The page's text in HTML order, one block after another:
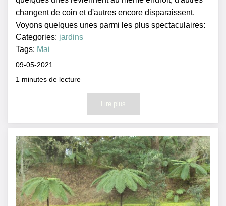
changent de coin et d'autres encore disparaissent.
Voyons quelques unes parmi les plus spectaculaires:
Categories: jardins
Tags: Mai
09-05-2021
1 minutes de lecture
Lire plus